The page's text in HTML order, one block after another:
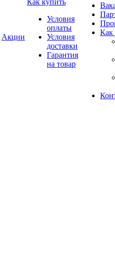
Акции
Как купить
Условия
оплаты
Условия
доставки
Гарантия
на товар
Как